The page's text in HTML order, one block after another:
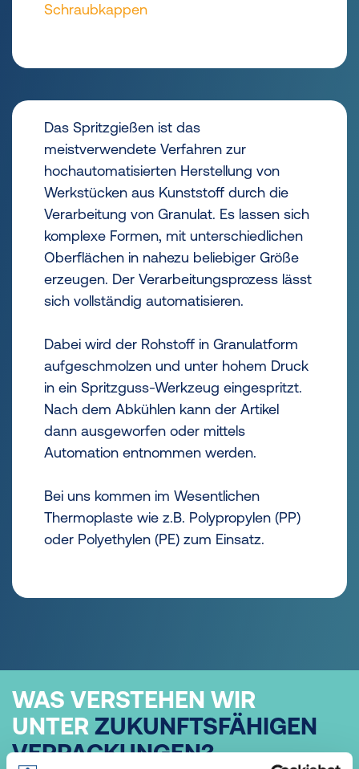
Schraubkappen
Das Spritzgießen ist das
meistverwendete Verfahren zur
hochautomatisierten Herstellung von
Werkstücken aus Kunststoff durch die
Verarbeitung von Granulat. Es lassen sich
komplexe Formen, mit unterschiedlichen
Oberflächen in nahezu beliebiger Größe
erzeugen. Der Verarbeitungsprozess lässt
sich vollständig automatisieren.
Dabei wird der Rohstoff in Granulatform
aufgeschmolzen und unter hohem Druck
in ein Spritzguss-Werkzeug eingespritzt.
Nach dem Abkühlen kann der Artikel
dann ausgeworfen oder mittels
Automation entnommen werden.
Bei uns kommen im Wesentlichen
Thermoplaste wie z.B. Polypropylen (PP)
oder Polyethylen (PE) zum Einsatz.
WAS VERSTEHEN WIR
UNTER ZUKUNFTSFÄHIGEN
VERPACKUNGEN?